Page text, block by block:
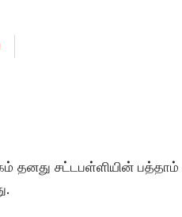
தனது சட்டபள்ளியின்